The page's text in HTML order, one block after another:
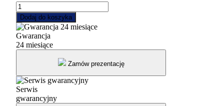
ilość
Ssawa
aluminiowa
990mm
Numatic
(904699)
Dodaj do koszyka
Gwarancja
24 miesiące
Zamów prezentację
Serwis
gwarancyjny